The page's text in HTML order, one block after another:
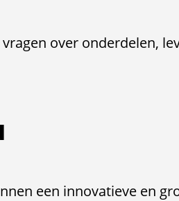
over onderdelen,
een innovatieve en